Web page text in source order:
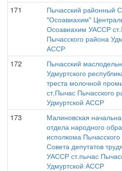
171
Пычасский районный
"Осоавиахим"
Осоавиахим УАССР
Пычасского района
АССР
172
Пычасский
Удмуртского
треста молочной
ст.Пычас Пычасского
Удмуртской АССР
173
Малиновская
отдела народного
исполкома
Совета депутатов
УАССР ст.пычас
Удмуртской АССР